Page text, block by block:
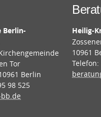
Berlin-
Tor
Berlin
98 525
Heilig-
10961
Telefon: